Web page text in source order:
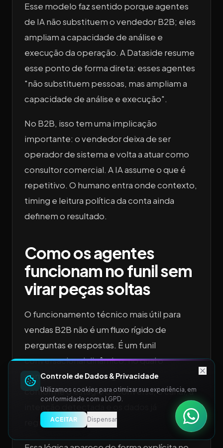
Esse modelo faz sentido porque agentes
de IA não substituem o vendedor B2B; eles
ampliam a capacidade de análise e
execução da operação. A Dataside resume
esse ponto de forma direta: esses agentes
"não substituem pessoas, mas ampliam a
capacidade de análise e execução".
No B2B, isso tem uma implicação
importante: o vendedor deixa de ser
operador de sistema e volta a atuar como
consultor comercial. A IA assume o que é
repetitivo. O humano entra onde contexto,
timing e leitura política da conta ainda
definem o resultado.
Como os agentes
funcionam no funil sem
virar peças soltas
O funcionamento técnico mais útil para
vendas B2B não é um fluxo rígido de
perguntas e respostas. É um funil
conversacional dinâmico, no qual o
comportamento do agente muda
conforme o estágio da conversa, o canal, a
registrados no CRM.
Controle de Dados & Privacidade
Utilizamos cookies para otimizar sua experiência, em
conformidade com a LGPD.
ACEITAR Dispensar